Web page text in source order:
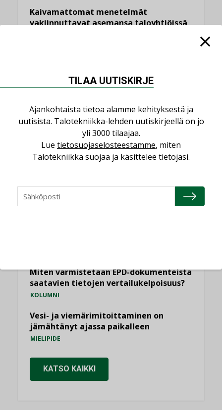
Kaivamattomat menetelmät
vakiinnuttavat asemansa taloyhtiöissä
NÄKÖKULMIA
Puheista tekoihin – uusin teknologia
käyttöön kiinteistöissä
Sähköistäminen säästää euroja
KOLUMNI
Miten varmistetaan EPD-dokumenteista
saatavien tietojen vertailukelpoisuus?
KOLUMNI
Vesi- ja viemärimitoittaminen on
jämähtänyt ajassa paikalleen
MIELIPIDE
KATSO KAIKKI
TILAA UUTISKIRJE
Ajankohtaista tietoa alamme kehityksestä ja
uutisista. Talotekniikka-lehden uutiskirjeellä on jo
yli 3000 tilaajaa.
Lue tietosuojaselosteestamme, miten
Talotekniikka suojaa ja käsittelee tietojasi.